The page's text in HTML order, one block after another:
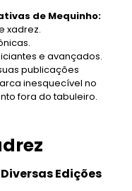
de Mequinho:
xadrez.
e avançados.
publicações
inesquecível no
fora do tabuleiro.
Edições